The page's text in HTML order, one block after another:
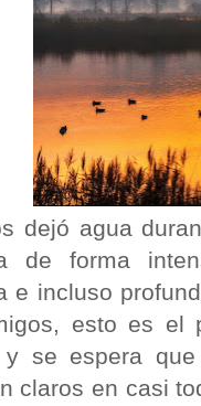
dejó agua
de forma
e incluso
esto es el
y se espera
claros en casi